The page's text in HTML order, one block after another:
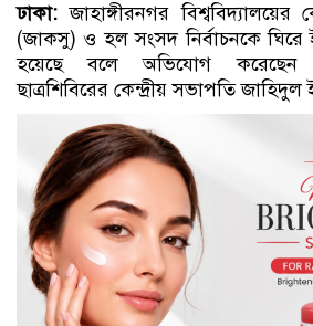
ঢাকা: জাহাঙ্গীরনগর বিশ্ববিদ্যালয়ের
(জাকসু) ও হল সংসদ নির্বাচনকে ঘিরে
হয়েছে বলে অভিযোগ করেছেন
ছাত্রশিবিরের কেন্দ্রীয় সভাপতি